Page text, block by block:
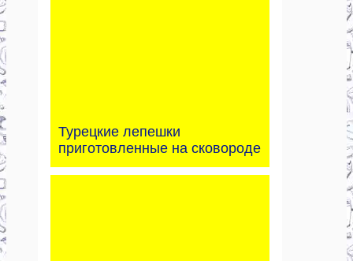
Турецкие лепешки
приготовленные на сковороде